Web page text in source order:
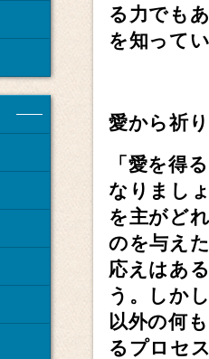
る力でも
を知って
愛から祈
「愛を得
なりまし
を主がど
のを与え
応えはあ
う。しか
以外の何
るプロセ